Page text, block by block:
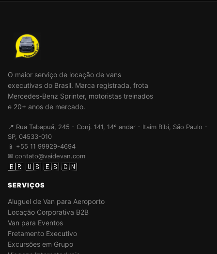
O maior serviço de locação de vans
executivas do Brasil. Marca registrada, frota
Mercedes-Benz Sprinter, motoristas treinados
e 20+ anos de mercado.
📍 Rua Tabapuã, 245 - Conj. 141, 14º andar - Itaim Bibi, São Paulo -
SP, 04533-010
📱 +55 11 99929-4694
✉ contato@vaidevan.com
🇧🇷 🇺🇸 🇪🇸 🇨🇳
SERVIÇOS
Aluguel de Van para Aeroporto
Locação Corporativa B2B
Van para Eventos
Fretamento Executivo
Excursões em Grupo